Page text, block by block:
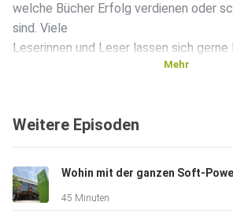
welche Bücher Erfolg verdienen oder
sind. Viele
Leserinnen und Leser lassen sich gerne
auch: Bücherlisten beeinflussen, was wir
entscheiden, was eben nicht zu den
führt der
Kampf um literarische
Mehr
Weitere Episoden
45 Minuten